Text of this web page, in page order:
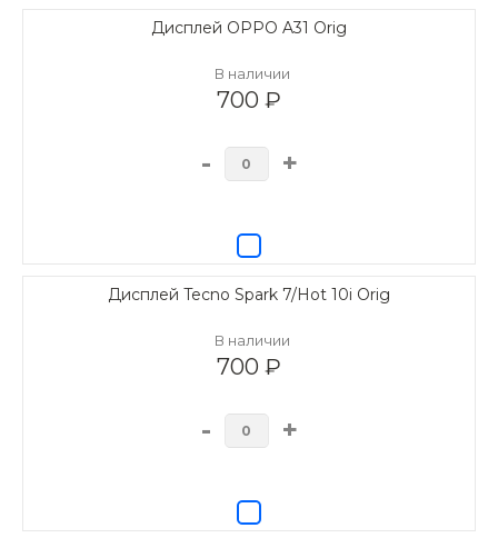
Дисплей OPPO A31 Orig
В наличии
700 ₽
- +
Дисплей Tecno Spark 7/Hot 10i Orig
В наличии
700 ₽
- +